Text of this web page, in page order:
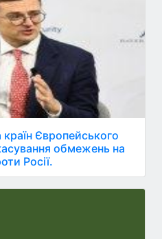
Європейського
обмежень на
Росії.